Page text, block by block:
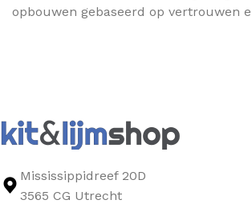
opbouwen gebaseerd op vertrouwen
Mississippidreef 20D
3565 CG Utrecht